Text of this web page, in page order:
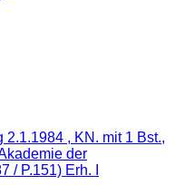
, KN. mit 1 Bst.,
der
/ P.151) Erh. I